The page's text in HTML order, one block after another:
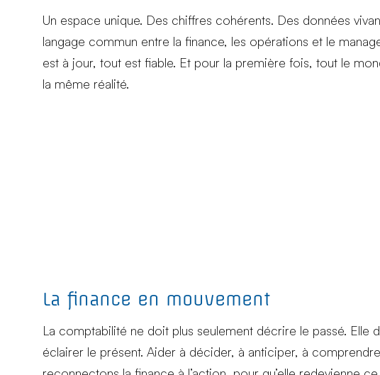
Un espace unique. Des chiffres cohérents. Des données
langage commun entre la finance, les opérations et le
est à jour, tout est fiable. Et pour la première fois, tout le
la même réalité.
La finance en mouvement
La comptabilité ne doit plus seulement décrire le passé. Elle
éclairer le présent. Aider à décider, à anticiper, à